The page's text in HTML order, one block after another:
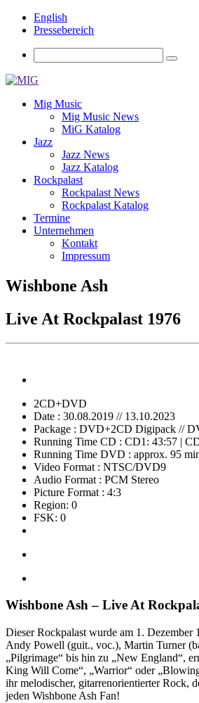
English
Pressebereich
Mig Music
Mig Music News
MiG Katalog
Jazz
Jazz News
Jazz Katalog
Rockpalast
Rockpalast News
Rockpalast Katalog
Termine
Unternehmen
Kontakt
Impressum
Wishbone Ash
Live At Rockpalast 1976
2CD+DVD
Date : 30.08.2019 // 13.10.2023
Package : DVD+2CD Digipack //
Running Time CD : CD1: 43:57 |
Running Time DVD : approx. 95
Video Format : NTSC/DVD9
Audio Format : PCM Stereo
Picture Format : 4:3
Region: 0
FSK: 0
Wishbone Ash – Live At
Dieser Rockpalast wurde am 1. Dezember
Andy Powell (guit., voc.), Martin Turner
„Pilgrimage“ bis hin zu „New England“,
King Will Come“, „Warrior“ oder
ihr melodischer, gitarrenorientierter Rock,
jeden Wishbone Ash Fan!